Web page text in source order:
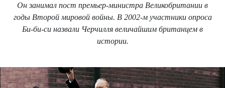
Он занимал пост премьер-министра Великобритании в
годы Второй мировой войны. В 2002-м участники опроса
Би-би-си назвали Черчилля величайшим британцем в
истории.